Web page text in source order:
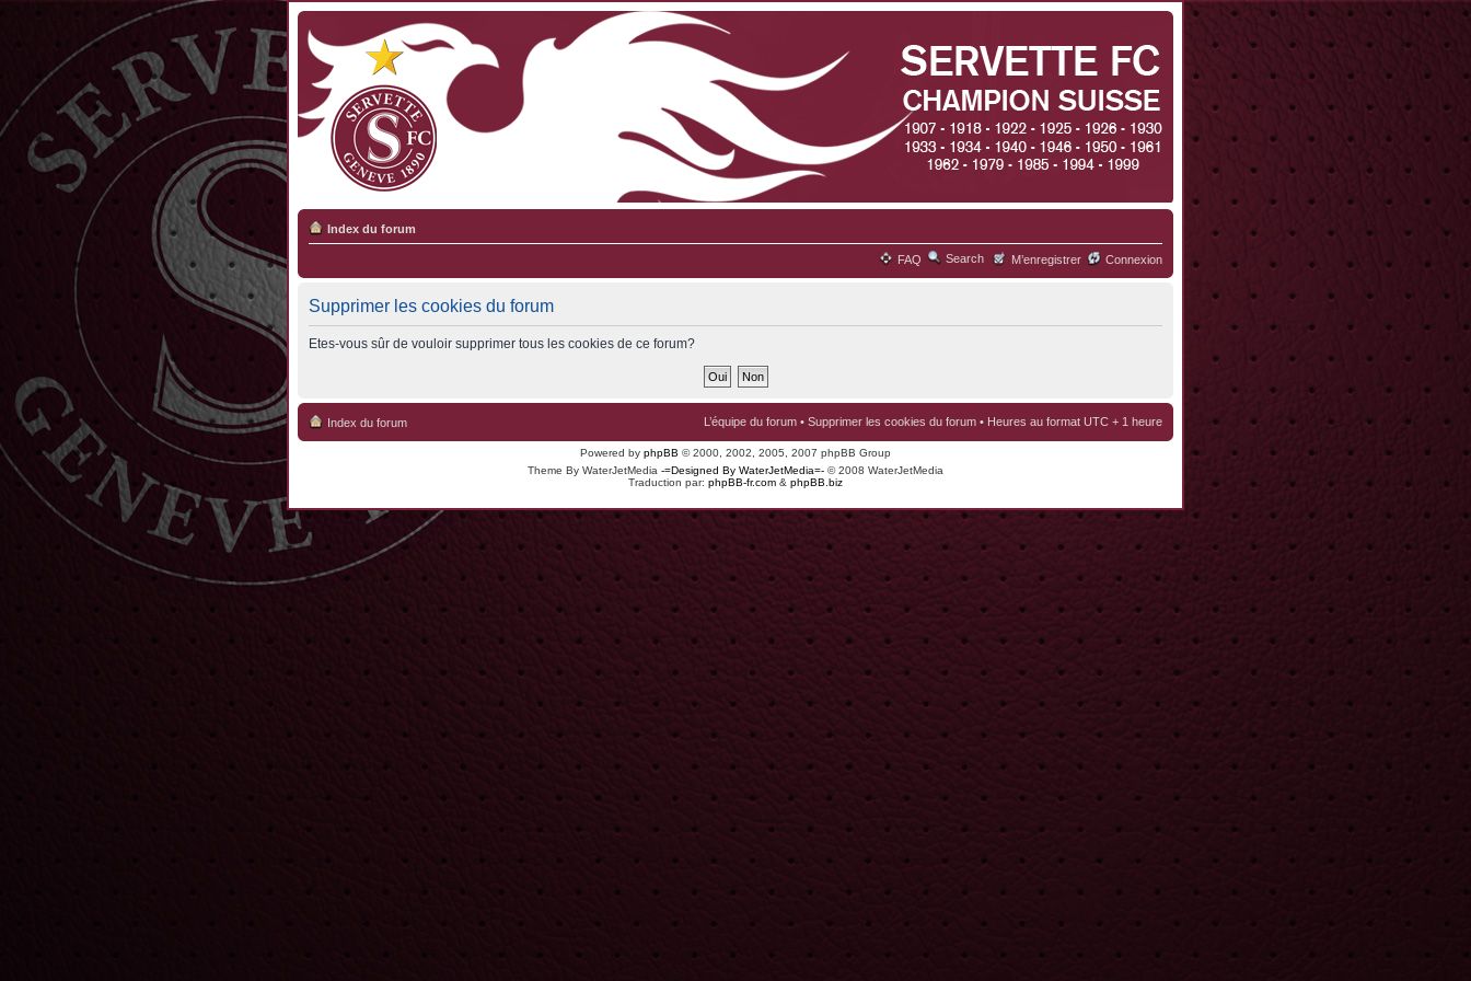
Index du forum
FAQ Search M’enregistrer Connexion
Supprimer les cookies du forum
Etes-vous sûr de vouloir supprimer tous les cookies de ce forum?
Index du forum L’équipe du forum • Supprimer les cookies du forum • Heures au format UTC + 1 heure
Powered by phpBB © 2000, 2002, 2005, 2007 phpBB Group
Theme By WaterJetMedia -=Designed By WaterJetMedia=- © 2008 WaterJetMedia
Traduction par: phpBB-fr.com & phpBB.biz